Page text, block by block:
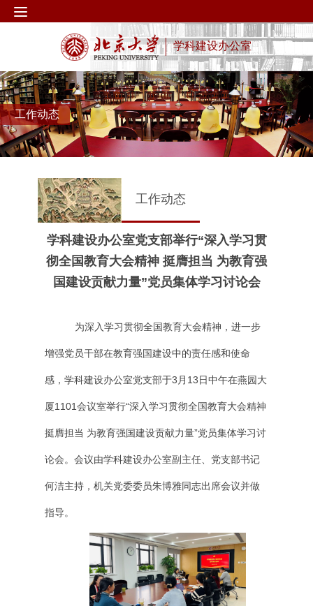
学科建设办公室
工作动态
工作动态
学科建设办公室党支部举行“深入学习贯
彻全国教育大会精神 挺膺担当 为教育强
国建设贡献力量”党员集体学习讨论会
为深入学习贯彻全国教育大会精神，进一步
增强党员干部在教育强国建设中的责任感和使命
感，学科建设办公室党支部于3月13日中午在燕园大
厦1101会议室举行“深入学习贯彻全国教育大会精神
挺膺担当 为教育强国建设贡献力量”党员集体学习讨
论会。会议由学科建设办公室副主任、党支部书记
何洁主持，机关党委委员朱博雅同志出席会议并做
指导。